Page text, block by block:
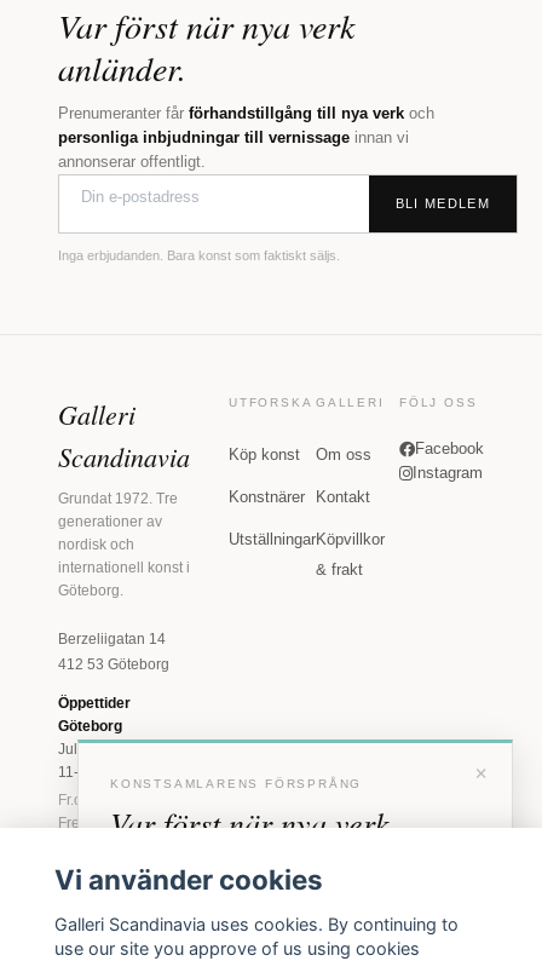
Var först när nya verk
anländer.
Prenumeranter får förhandstillgång till nya verk och
personliga inbjudningar till vernissage innan vi
annonserar offentligt.
BLI MEDLEM
Inga erbjudanden. Bara konst som faktiskt säljs.
Galleri
Scandinavia
Grundat 1972. Tre
generationer av
nordisk och
internationell konst i
Göteborg.
Berzeliigatan 14
412 53 Göteborg
Öppettider
Göteborg
Juli: Tis 11-18 · Lör
11-16
Fr.o.m. augusti: Tis-
Fre 11-18 · Lör 11-
Marstrand
2026
Tis-Fre 11-18 ·
UTFORSKA
Köp konst
Konstnärer
Utställningar
GALLERI
Om oss
Kontakt
Köpvillkor
& frakt
FÖLJ OSS
Facebook
Instagram
×
KONSTSAMLARENS FÖRSPRÅNG
Var först när nya verk
anländer
inbjudningar till vernissage, innan vi annonserar
offentligt.
Vi använder cookies
Galleri Scandinavia uses cookies. By continuing to
use our site you approve of us using cookies